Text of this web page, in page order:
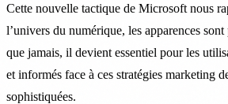
Cette nouvelle tactique de Microsoft nous
l’univers du numérique, les apparences
que jamais, il devient essentiel pour les
et informés face à ces stratégies marketing
sophistiquées.